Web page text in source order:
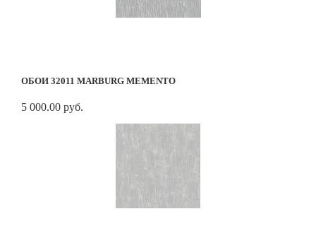
ОБОИ 32011 MARBURG MEMENTO
5 000.00 руб.